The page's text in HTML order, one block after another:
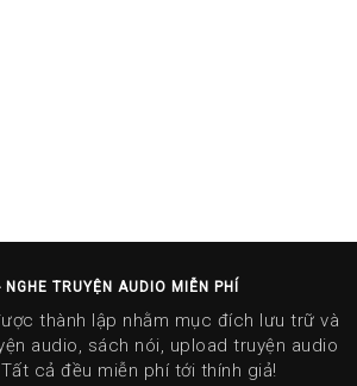
TRUYỆN AUDIO MIỄN PHÍ
thành lập nhằm mục đích lưu trữ và
audio, sách nói, upload truyện audio
cả đều miễn phí tới thính giả!